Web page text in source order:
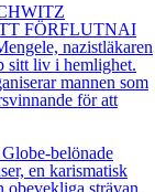
FÖRFLUTNAI
nazistläkaren
sitt liv i hemlighet.
mannen som
för att
belönade
en karismatisk
obevekliga strävan